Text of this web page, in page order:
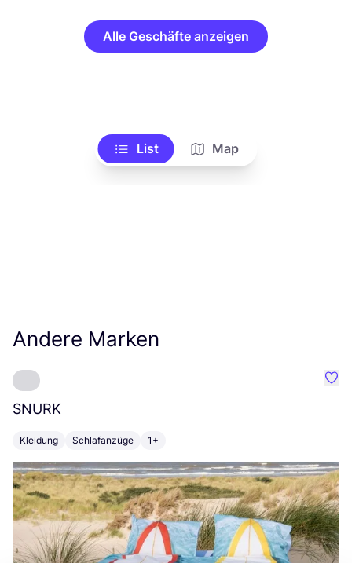
Alle Geschäfte anzeigen
List Map
Andere Marken
SNURK
Kleidung Schlafanzüge 1+